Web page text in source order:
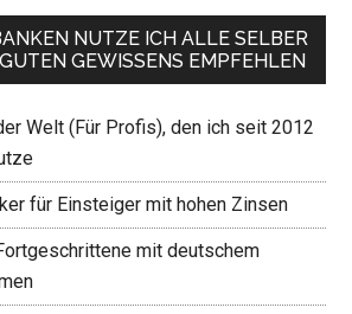
NUTZE ICH ALLE SELBER
GEWISSENS EMPFEHLEN
Welt (Für Profis), den ich seit 2012
für Einsteiger mit hohen Zinsen
mit deutschem